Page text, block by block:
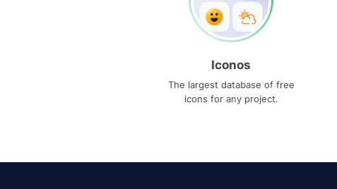
Iconos
The largest database of free
icons for any project.